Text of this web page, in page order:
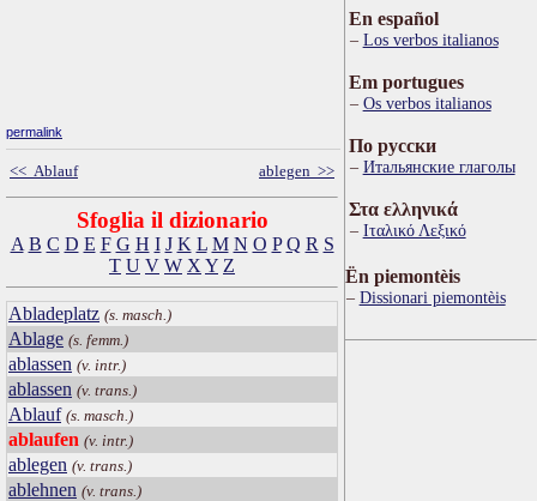
permalink
<< Ablauf ablegen >>
Sfoglia il dizionario
A B C D E F G H I J K L M N O P Q R S
T U V W X Y Z
Abladeplatz (s. masch.)
Ablage (s. femm.)
ablassen (v. intr.)
ablassen (v. trans.)
Ablauf (s. masch.)
ablaufen (v. intr.)
ablegen (v. trans.)
ablehnen (v. trans.)
En español
Los verbos italianos
Em portugues
Os verbos italianos
По русски
Итальянские глаголы
Στα ελληνικά
Ιταλικό Λεξικό
Ën piemontèis
Dissionari piemontèis